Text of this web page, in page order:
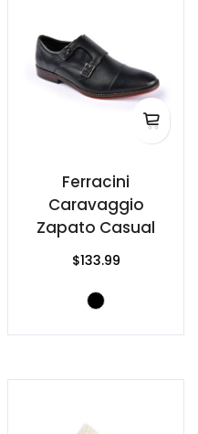
Ferracini
Caravaggio
Zapato Casual
$133.99